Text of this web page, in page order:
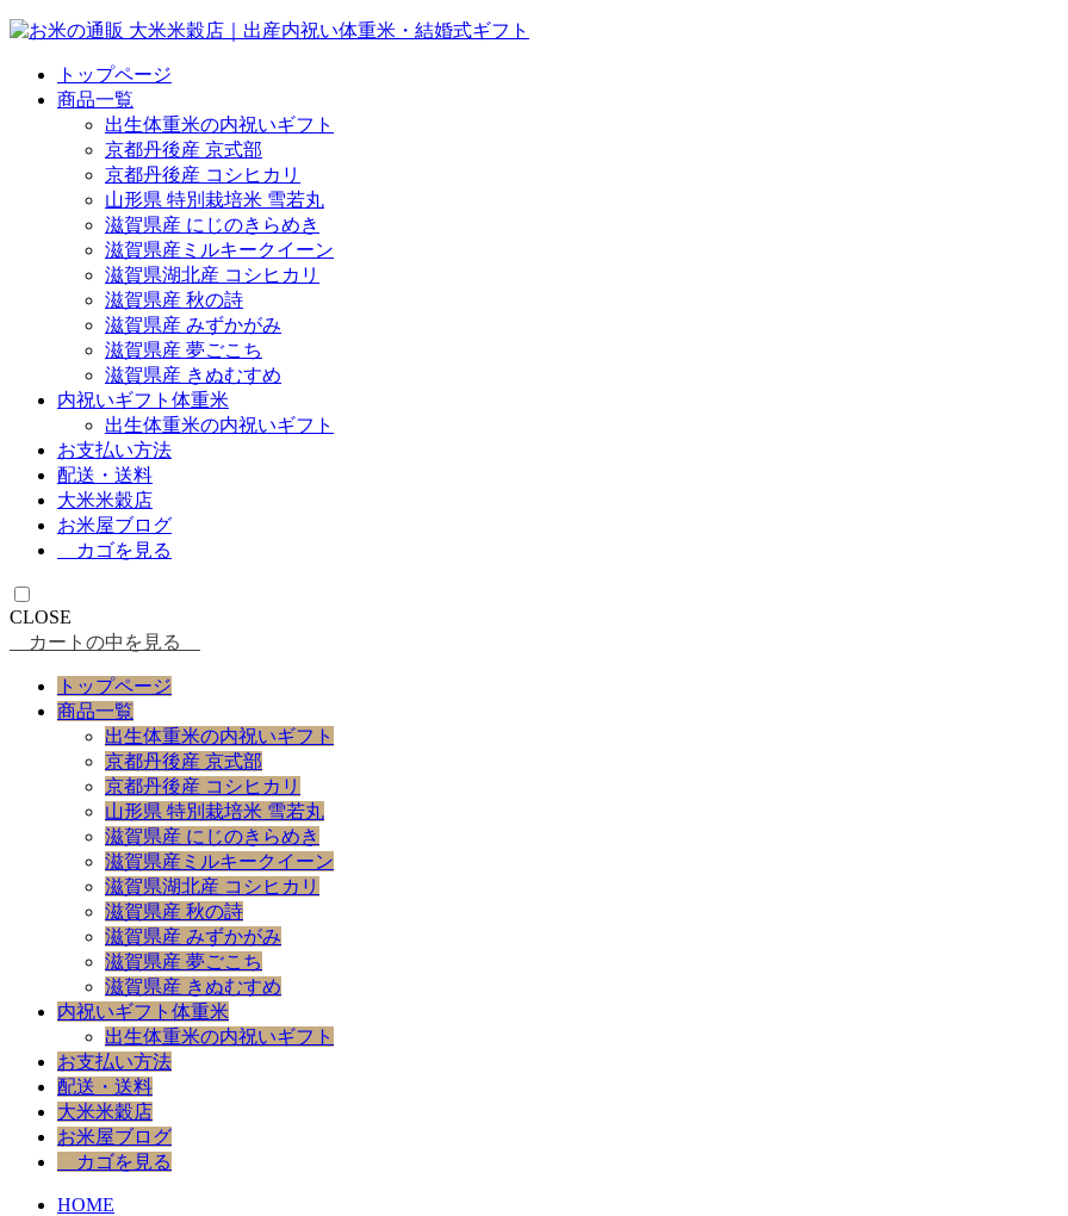
トップページ
商品一覧
出生体重米の内祝いギフト
京都丹後産 京式部
京都丹後産 コシヒカリ
山形県 特別栽培米 雪若丸
滋賀県産 にじのきらめき
滋賀県産ミルキークイーン
滋賀県湖北産 コシヒカリ
滋賀県産 秋の詩
滋賀県産 みずかがみ
滋賀県産 夢ごこち
滋賀県産 きぬむすめ
内祝いギフト体重米
出生体重米の内祝いギフト
お支払い方法
配送・送料
大米米穀店
お米屋ブログ
カゴを見る
CLOSE
カートの中を見る
トップページ
商品一覧
出生体重米の内祝いギフト
京都丹後産 京式部
京都丹後産 コシヒカリ
山形県 特別栽培米 雪若丸
滋賀県産 にじのきらめき
滋賀県産ミルキークイーン
滋賀県湖北産 コシヒカリ
滋賀県産 秋の詩
滋賀県産 みずかがみ
滋賀県産 夢ごこち
滋賀県産 きぬむすめ
内祝いギフト体重米
出生体重米の内祝いギフト
お支払い方法
配送・送料
大米米穀店
お米屋ブログ
カゴを見る
HOME